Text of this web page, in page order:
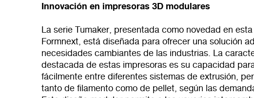
Innovación en impresoras 3D modulares
La serie Tumaker, presentada como novedad en
Formnext, está diseñada para ofrecer una solución
necesidades cambiantes de las industrias. La
destacada de estas impresoras es su capacidad
fácilmente entre diferentes sistemas de extrusión,
tanto de filamento como de pellet, según las